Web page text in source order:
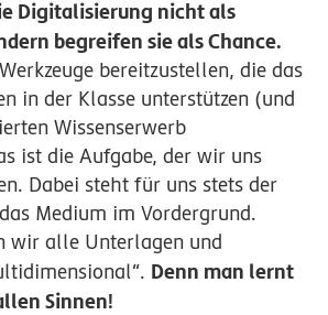
Digitalisierung nicht als
begreifen sie als Chance.
bereitzustellen, die das
in der Klasse unterstützen (und
Wissenserwerb
ist die Aufgabe, der wir uns
Dabei steht für uns stets der
Medium im Vordergrund.
wir alle Unterlagen und
Denn man lernt
Sinnen!